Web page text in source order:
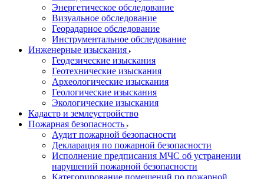
Энергетическое обследование
Визуальное обследование
Георадарное обследование
Инструментальное обследование
Инженерные изыскания
Геодезические изыскания
Геотехнические изыскания
Археологические изыскания
Геологические изыскания
Экологические изыскания
Кадастр и землеустройство
Пожарная безопасность
Аудит пожарной безопасности
Декларация по пожарной безопасности
Исполнение предписания МЧС об устранении
нарушений пожарной безопасности
Категорирование помещений по пожарной